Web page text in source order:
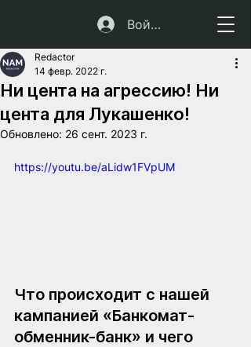
Войти
Ни цента на агрессию! Ни
цента для Лукашенко!
Redactor
14 февр. 2022 г.
Обновлено: 26 сент. 2023 г.
https://youtu.be/aLidw1FVpUM
Что происходит с нашей
кампанией «Банкомат-
обменник-банк» и чего